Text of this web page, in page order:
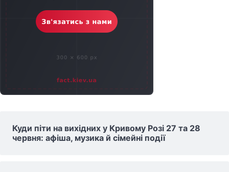
Куди піти на вихідних у Кривому Розі 27 та 28
червня: афіша, музика й сімейні події